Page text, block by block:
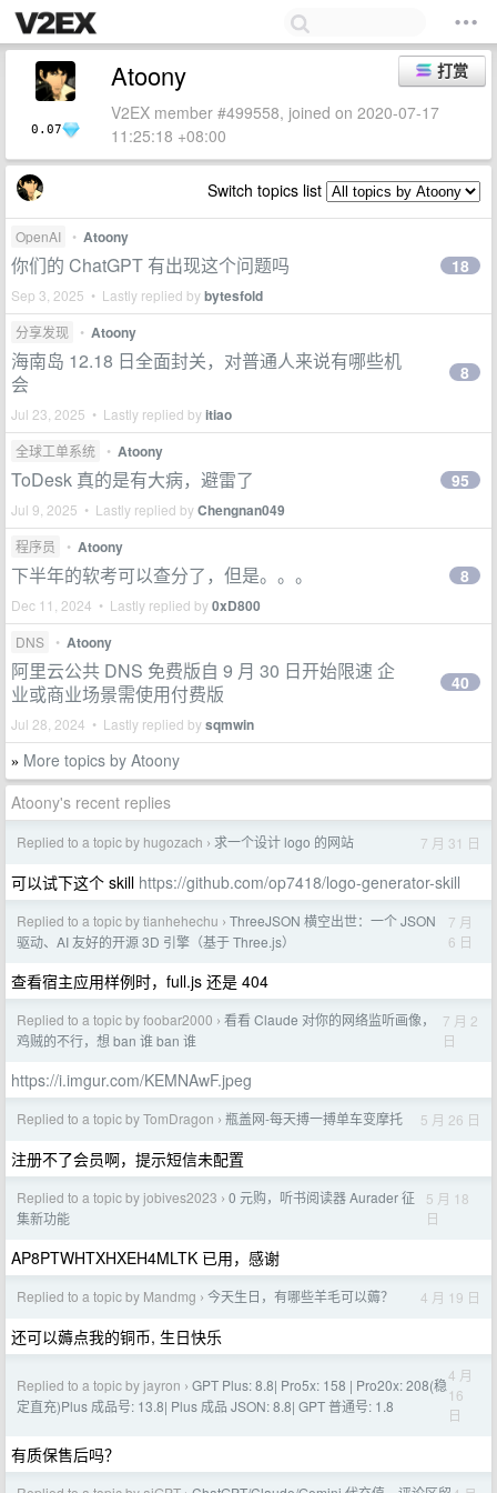
0.07
打赏
Atoony
V2EX member #499558, joined on 2020-07-17
11:25:18 +08:00
Switch topics list
OpenAI • Atoony
你们的 ChatGPT 有出现这个问题吗
Sep 3, 2025 • Lastly replied bybytesfold
18
分享发现 • Atoony
海南岛 12.18 日全面封关，对普通人来说有哪些机
会
Jul 23, 2025 • Lastly replied byitiao
8
全球工单系统 • Atoony
ToDesk 真的是有大病，避雷了
Jul 9, 2025 • Lastly replied byChengnan049
95
程序员 • Atoony
下半年的软考可以查分了，但是。。。
Dec 11, 2024 • Lastly replied by0xD800
8
DNS • Atoony
阿里云公共 DNS 免费版自 9 月 30 日开始限速 企
业或商业场景需使用付费版
Jul 28, 2024 • Lastly replied bysqmwin
40
» More topics by Atoony
Atoony's recent replies
Replied to a topic by hugozach › 求一个设计 logo 的网站 7 月 31 日
可以试下这个 skill https://github.com/op7418/logo-generator-skill
Replied to a topic by tianhehechu › ThreeJSON 横空出世：一个 JSON
驱动、AI 友好的开源 3D 引擎（基于 Three.js）
7 月
6 日
查看宿主应用样例时，full.js 还是 404
Replied to a topic by foobar2000 › 看看 Claude 对你的网络监听画像，
鸡贼的不行，想 ban 谁 ban 谁
7 月 2
日
https://i.imgur.com/KEMNAwF.jpeg
Replied to a topic by TomDragon › 瓶盖网-每天搏一搏单车变摩托 5 月 26 日
注册不了会员啊，提示短信未配置
Replied to a topic by jobives2023 › 0 元购，听书阅读器 Aurader 征
集新功能
5 月 18
日
AP8PTWHTXHXEH4MLTK 已用，感谢
Replied to a topic by Mandmg › 今天生日，有哪些羊毛可以薅？ 4 月 19 日
还可以薅点我的铜币, 生日快乐
Replied to a topic by jayron › GPT Plus: 8.8| Pro5x: 158 | Pro20x: 208(稳
定直充)Plus 成品号: 13.8| Plus 成品 JSON: 8.8| GPT 普通号: 1.8
4 月
16
日
有质保售后吗？